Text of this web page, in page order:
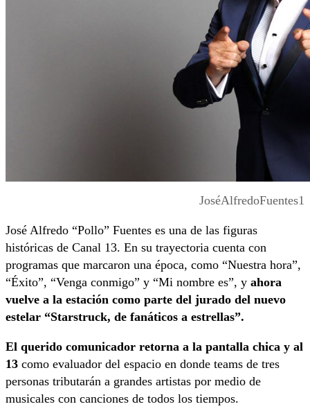
JoséAlfredoFuentes1
José Alfredo “Pollo” Fuentes es una de las figuras
históricas de Canal 13. En su trayectoria cuenta con
programas que marcaron una época, como “Nuestra hora”,
“Éxito”, “Venga conmigo” y “Mi nombre es”, y ahora
vuelve a la estación como parte del jurado del nuevo
estelar “Starstruck, de fanáticos a estrellas”.
El querido comunicador retorna a la pantalla chica y al
13 como evaluador del espacio en donde teams de tres
personas tributarán a grandes artistas por medio de
musicales con canciones de todos los tiempos.